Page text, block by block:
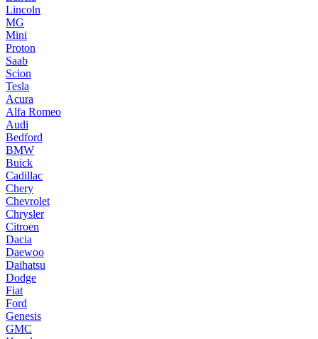
Lincoln
MG
Mini
Proton
Saab
Scion
Tesla
Acura
Alfa Romeo
Audi
Bedford
BMW
Buick
Cadillac
Chery
Chevrolet
Chrysler
Citroen
Dacia
Daewoo
Daihatsu
Dodge
Fiat
Ford
Genesis
GMC